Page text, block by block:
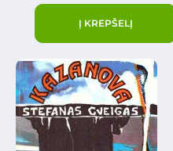
Į KREPŠELĮ